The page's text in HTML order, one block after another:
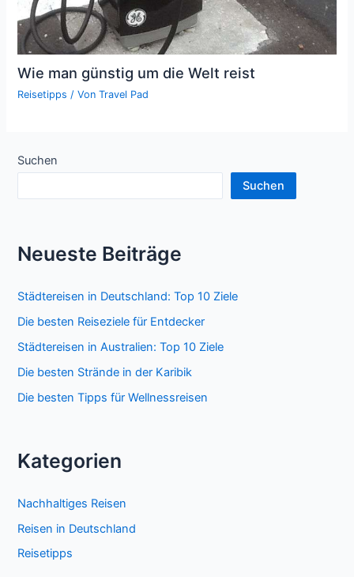
Wie man günstig um die Welt reist
Reisetipps / VonTravel Pad
Suchen
Suchen
Neueste Beiträge
Städtereisen in Deutschland: Top 10 Ziele
Die besten Reiseziele für Entdecker
Städtereisen in Australien: Top 10 Ziele
Die besten Strände in der Karibik
Die besten Tipps für Wellnessreisen
Kategorien
Nachhaltiges Reisen
Reisen in Deutschland
Reisetipps